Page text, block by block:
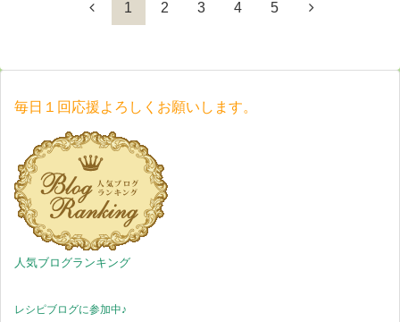
1 2 3 4 5
毎日１回応援よろしくお願いします。
人気ブログランキング
レシピブログに参加中♪